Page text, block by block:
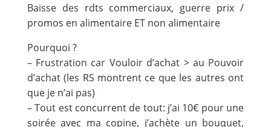
Baisse des rdts commerciaux, guerre prix /
promos en alimentaire ET non alimentaire
Pourquoi ?
– Frustration car Vouloir d’achat > au Pouvoir
d’achat (les RS montrent ce que les autres ont
que je n’ai pas)
– Tout est concurrent de tout: j’ai 10€ pour une
soirée avec ma copine, j’achète un bouquet,